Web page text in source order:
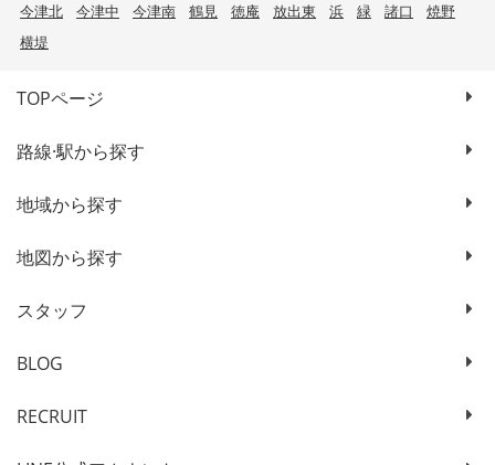
今津北 今津中 今津南 鶴見 徳庵 放出東 浜 緑 諸口
焼野
横堤
TOPページ
路線·駅から探す
地域から探す
地図から探す
スタッフ
BLOG
RECRUIT